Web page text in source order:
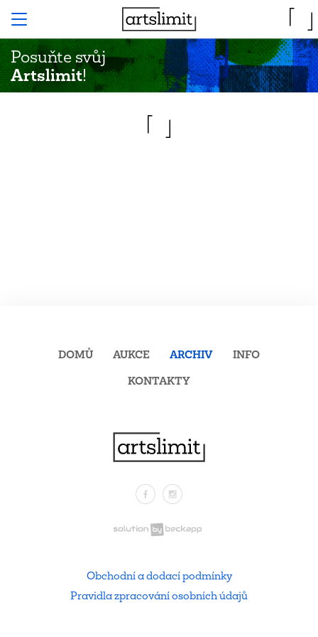
Posuňte svůj
Artslimit!
FacebookInstagram
DOMŮ AUKCE ARCHIV
INFO
KONTAKTY
Obchodní a dodací podmínky
Pravidla zpracování osobních údajů